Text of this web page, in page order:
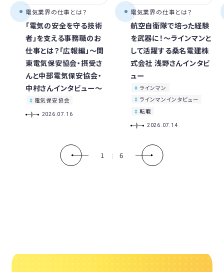
電気業界の仕事とは？
「電気の安全を守る技術
者」を支える事務職のお
仕事とは？「広報編」〜関
東電気保安協会・摂受さ
んと中部電気保安協会・
中村さんインタビュー〜
電気保安協会
2026.07.16
電気業界の仕事とは？
航空自衛隊で培った経験
を武器に！〜ラインマンと
して活躍する桑名電建株
式会社 浅野さんインタビ
ュー
ラインマン
ラインマンインタビュー
転職
2026.07.14
1 6